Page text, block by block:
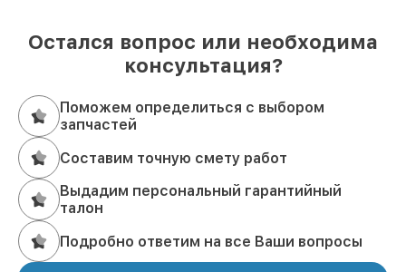
Остался вопрос или необходима
консультация?
Поможем определиться с выбором
запчастей
Составим точную смету работ
Выдадим персональный гарантийный
талон
Подробно ответим на все Ваши вопросы